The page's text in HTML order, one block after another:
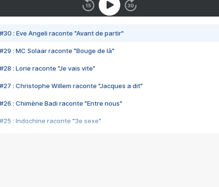
#30 : Eve Angeli raconte "Avant de partir"
#29 : MC Solaar raconte "Bouge de là"
#28 : Lorie raconte "Je vais vite"
#27 : Christophe Willem raconte "Jacques a dit"
#26 : Chimène Badi raconte "Entre nous"
#25 : Indochine raconte "3e sexe"